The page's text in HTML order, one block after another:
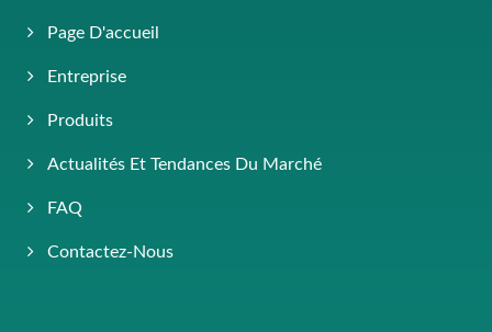
Page D'accueil
Entreprise
Produits
Actualités Et Tendances Du Marché
FAQ
Contactez-Nous